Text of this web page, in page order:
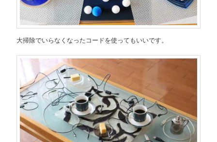
大掃除でいらなくなったコードを使ってもいいです。